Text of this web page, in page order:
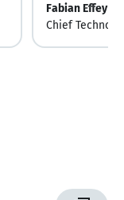
Fabian Effey
Chief